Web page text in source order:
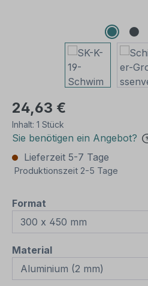
24,63 €
Inhalt: 1 Stück
Sie benötigen ein Angebot?
Lieferzeit 5-7 Tage
Produktionszeit 2-5 Tage
Format
Materialauswählen